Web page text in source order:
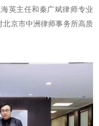
英主任和秦广斌律师专业
北京市中洲律师事务所高质